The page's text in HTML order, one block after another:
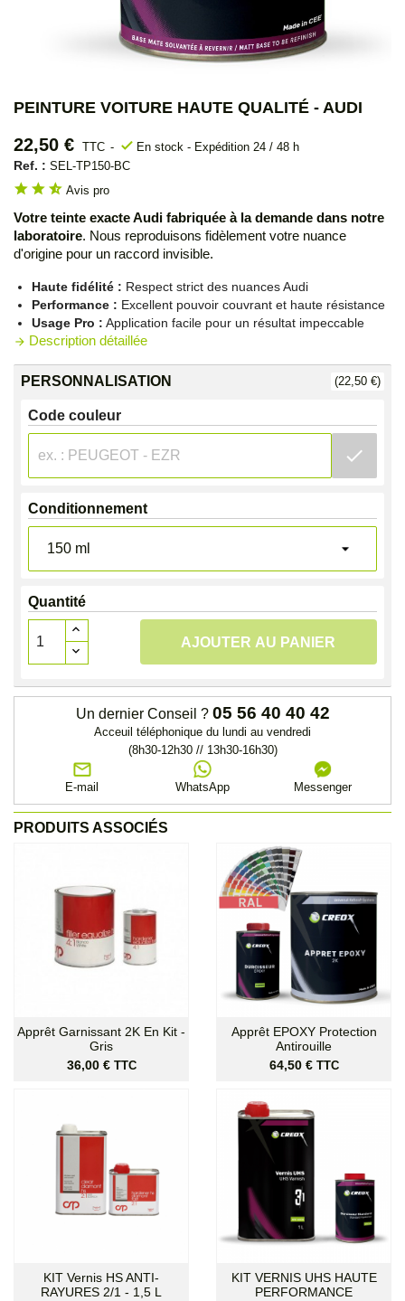
PEINTURE VOITURE HAUTE QUALITÉ - AUDI
22,50 € TTC check En stock - Expédition 24 / 48 h
Ref. : SEL-TP150-BC
star star star_half Avis pro
Votre teinte exacte Audi fabriquée à la demande dans notre
laboratoire. Nous reproduisons fidèlement votre nuance
d'origine pour un raccord invisible.
Haute fidélité : Respect strict des nuances Audi
Performance : Excellent pouvoir couvrant et haute résistance
Usage Pro : Application facile pour un résultat impeccable
arrow_forward Description détaillée
PERSONNALISATION (22,50 €)
Code couleur
check
Conditionnement
Quantité
AJOUTER AU PANIER
Un dernier Conseil ? 05 56 40 40 42
Acceuil téléphonique du lundi au vendredi
(8h30-12h30 // 13h30-16h30)
E-mail WhatsApp Messenger
PRODUITS ASSOCIÉS
Apprêt Garnissant 2K En Kit -
Gris
Prix
36,00 € TTC
Apprêt EPOXY Protection
Antirouille
Prix
64,50 € TTC
KIT Vernis HS ANTI-
RAYURES 2/1 - 1,5 L
KIT VERNIS UHS HAUTE
PERFORMANCE